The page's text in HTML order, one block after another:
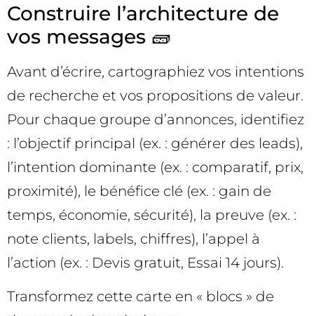
Construire l’architecture de
vos messages 🧱
Avant d’écrire, cartographiez vos intentions
de recherche et vos propositions de valeur.
Pour chaque groupe d’annonces, identifiez
: l’objectif principal (ex. : générer des leads),
l’intention dominante (ex. : comparatif, prix,
proximité), le bénéfice clé (ex. : gain de
temps, économie, sécurité), la preuve (ex. :
note clients, labels, chiffres), l’appel à
l’action (ex. : Devis gratuit, Essai 14 jours).
Transformez cette carte en « blocs » de